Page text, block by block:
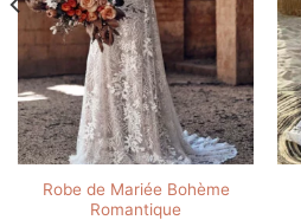
Robe de Mariée Bohème
Romantique